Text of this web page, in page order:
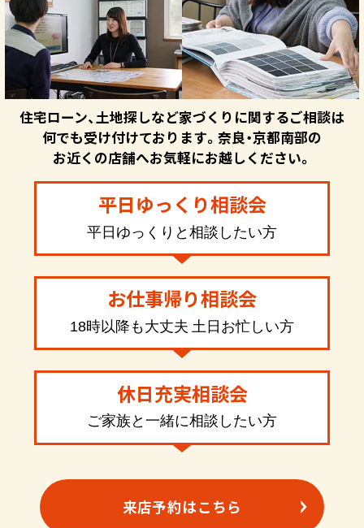
住宅ローン、土地探しなど家づくりに関するご相談は
何でも受け付けております。奈良・京都南部の
お近くの店舗へお気軽にお越しください。
平日ゆっくり相談会
平日ゆっくりと相談したい方
お仕事帰り相談会
18時以降も大丈夫 土日お忙しい方
休日充実相談会
ご家族と一緒に相談したい方
来店予約はこちら